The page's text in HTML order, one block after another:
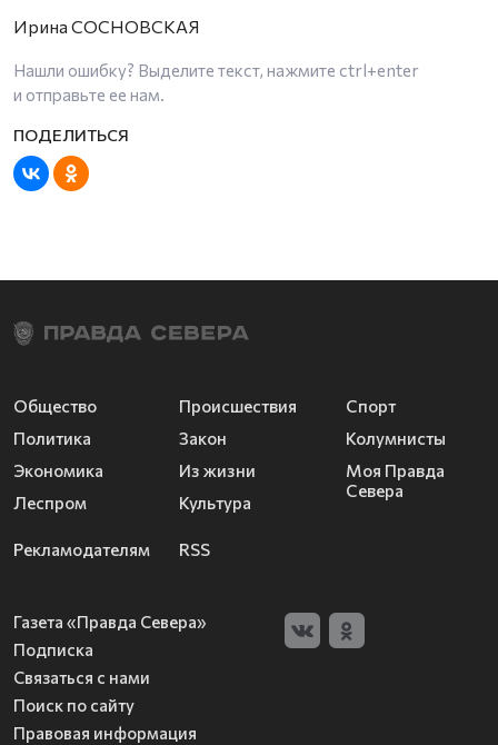
Ирина СОСНОВСКАЯ
Нашли ошибку? Выделите текст, нажмите ctrl+enter
и отправьте ее нам.
Общество
Политика
Экономика
Леспром
Происшествия
Закон
Из жизни
Культура
Спорт
Колумнисты
Моя Правда
Севера
Рекламодателям RSS
Газета «Правда Севера»
Подписка
Связаться с нами
Поиск по сайту
Правовая информация